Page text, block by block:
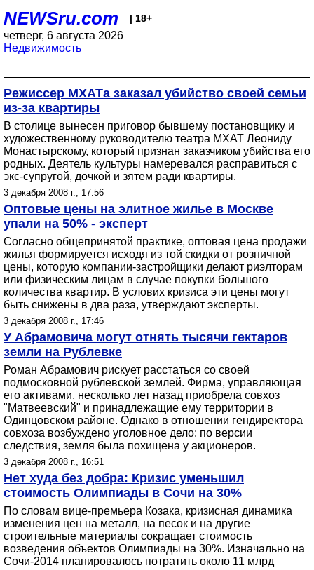
NEWSru.com | 18+
четверг, 6 августа 2026
Недвижимость
Режиссер МХАТа заказал убийство своей семьи
из-за квартиры
В столице вынесен приговор бывшему постановщику и
художественному руководителю театра МХАТ Леониду
Монастырскому, который признан заказчиком убийства его
родных. Деятель культуры намеревался расправиться с
экс-супругой, дочкой и зятем ради квартиры.
3 декабря 2008 г., 17:56
Оптовые цены на элитное жилье в Москве
упали на 50% - эксперт
Согласно общепринятой практике, оптовая цена продажи
жилья формируется исходя из той скидки от розничной
цены, которую компании-застройщики делают риэлторам
или физическим лицам в случае покупки большого
количества квартир. В услових кризиса эти цены могут
быть снижены в два раза, утверждают эксперты.
3 декабря 2008 г., 17:46
У Абрамовича могут отнять тысячи гектаров
земли на Рублевке
Роман Абрамович рискует расстаться со своей
подмосковной рублевской землей. Фирма, управляющая
его активами, несколько лет назад приобрела совхоз
"Матвеевский" и принадлежащие ему территории в
Одинцовском районе. Однако в отношении гендиректора
совхоза возбуждено уголовное дело: по версии
следствия, земля была похищена у акционеров.
3 декабря 2008 г., 16:51
Нет худа без добра: Кризис уменьшил
стоимость Олимпиады в Сочи на 30%
По словам вице-премьера Козака, кризисная динамика
изменения цен на металл, на песок и на другие
строительные материалы сокращает стоимость
возведения объектов Олимпиады на 30%. Изначально на
Сочи-2014 планировалось потратить около 11 млрд